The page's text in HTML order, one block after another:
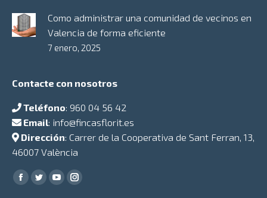
Como administrar una comunidad de vecinos en
Valencia de forma eficiente
7 enero, 2025
Contacte con nosotros
Teléfono: 960 04 56 42
Email: info@fincasflorit.es
Dirección: Carrer de la Cooperativa de Sant Ferran, 13,
46007 València
Encuéntranos en:
Facebook
TwitterYouTubeInstagram